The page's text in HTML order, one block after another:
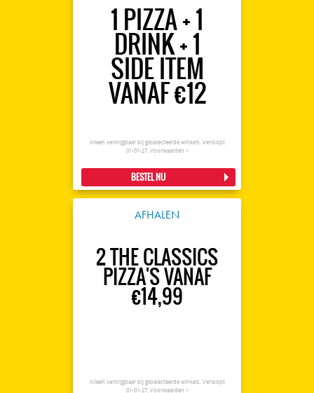
1 PIZZA + 1
DRINK + 1
SIDE ITEM
VANAF €12
Alleen verkrijgbaar bij geselecteerde winkels. Verloopt
01-01-27. Voorwaarden >
BESTEL NU
AFHALEN
2 THE CLASSICS
PIZZA'S VANAF
€14,99
Alleen verkrijgbaar bij geselecteerde winkels. Verloopt
01-01-27. Voorwaarden >